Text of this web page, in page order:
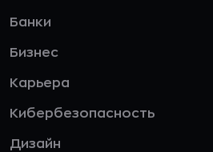
Банки
Бизнес
Карьера
Кибербезопасность
Дизайн